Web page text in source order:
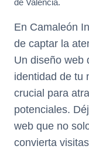
En Camaleón
de captar la
Un diseño web
identidad de tu
crucial para
potenciales.
web que no
convierta